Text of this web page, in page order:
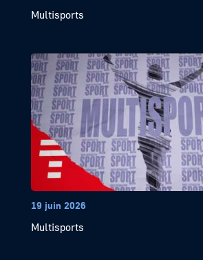
Multisports
19 juin 2026
Multisports